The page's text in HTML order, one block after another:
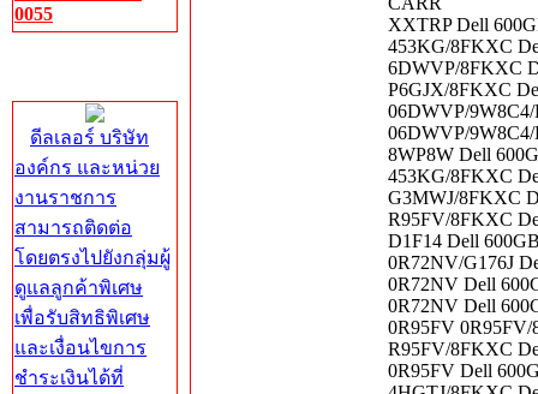
0055
ดีลเลอร์ บริษัท
องค์กร และหน่วย
งานราชการ
สามารถติดต่อ
โดยตรงไปยังกลุ่มผู้
ดูแลลูกค้าพิเศษ
เพื่อรับสิทธิพิเศษ
และเงื่อนไขการ
ชำระเงินได้ที่
XXTRP Dell
453KG/8FKXC
6DWVP/8FKXC
P6GJX/8FKXC
06DWVP/
06DWVP/
8WP8W Dell
453KG/8FKXC
G3MWJ/8FKXC
R95FV/8FKXC
D1F14 Dell
0R72NV/G176J
0R72NV Dell
0R72NV Dell
0R95FV 0R95FV/
R95FV/8FKXC
0R95FV Dell